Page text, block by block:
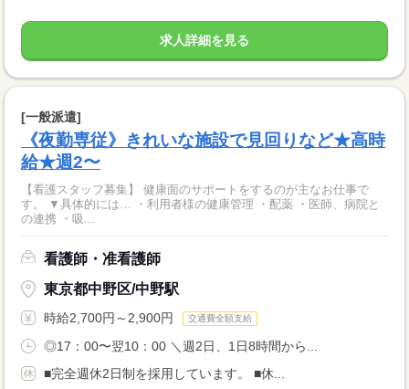
求人詳細を見る
[一般派遣]
《夜勤専従》きれいな施設で見回りなど★高時
給★週2〜
【看護スタッフ募集】 健康面のサポートをするのが主なお仕事で
す。 ▼具体的には… ・利用者様の健康管理 ・配薬 ・医師、病院と
の連携 ・吸...
看護師・准看護師
東京都中野区/中野駅
時給2,700円～2,900円 交通費全額支給
◎17：00〜翌10：00 ＼週2日、1日8時間から...
■完全週休2日制を採用しています。 ■休...